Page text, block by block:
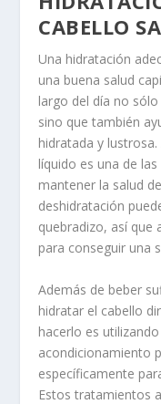
CABELLO
Una hidratación
una buena salud
largo del día no
sino que también
hidratada y
líquido es una de
mantener la salud
deshidratación
quebradizo, así que
para conseguir una
Además de beber
hidratar el cabello
hacerlo es
acondicionamiento
específicamente
Estos tratamientos